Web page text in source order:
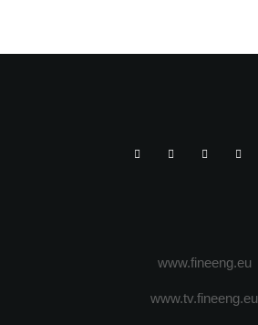
www.fineeng.eu
www.tv.fineeng.eu